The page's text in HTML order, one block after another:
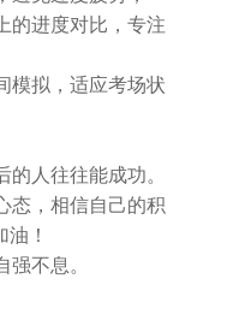
进度对比，专注
拟，适应考场状
人往往能成功。
态，相信自己的积
油！
不息。